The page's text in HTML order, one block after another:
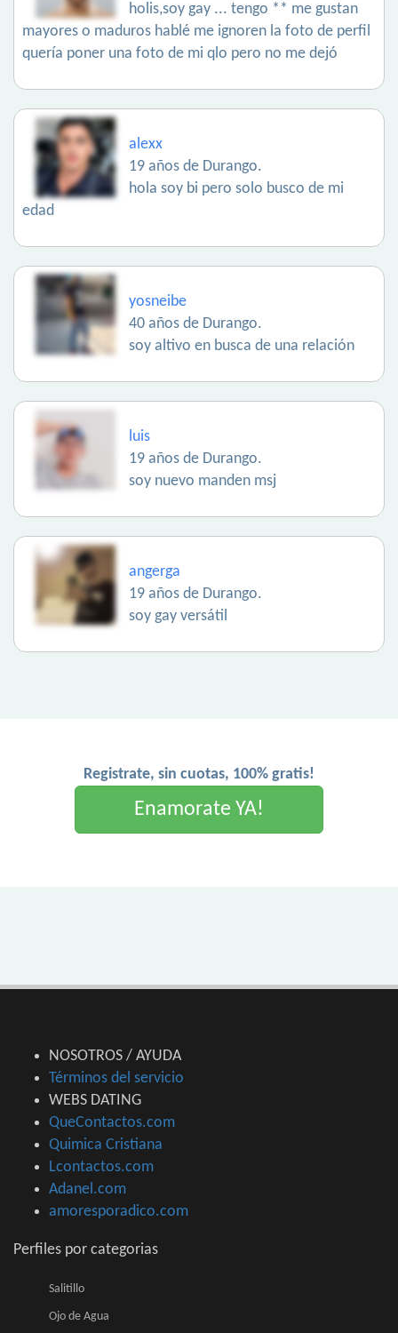
holis,soy gay ... tengo ** me gustan
mayores o maduros hablé me ignoren la foto de perfil
quería poner una foto de mi qlo pero no me dejó
alexx
19 años de Durango.
hola soy bi pero solo busco de mi
edad
yosneibe
40 años de Durango.
soy altivo en busca de una relación
luis
19 años de Durango.
soy nuevo manden msj
angerga
19 años de Durango.
soy gay versátil
Registrate, sin cuotas, 100% gratis!
Enamorate YA!
NOSOTROS / AYUDA
Términos del servicio
WEBS DATING
QueContactos.com
Quimica Cristiana
Lcontactos.com
Adanel.com
amoresporadico.com
Perfiles por categorias
Salitillo
Ojo de Agua